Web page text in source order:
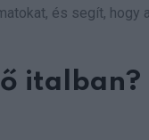
és segít, hogy
italban?